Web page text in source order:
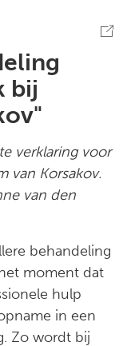
bij
verklaring voor
van Korsakov.
van den
behandeling
moment dat
hulp
in een
Zo wordt bij